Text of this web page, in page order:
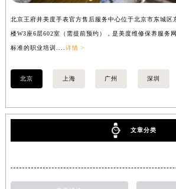
北京王府井美度手表官方售后服务中心位于北京市东城区
楼W3座6层602室（需提前预约），是美度维修保养服务
标准的职业培训.... 详情 >
北京 上海 广州 深圳
文章分类